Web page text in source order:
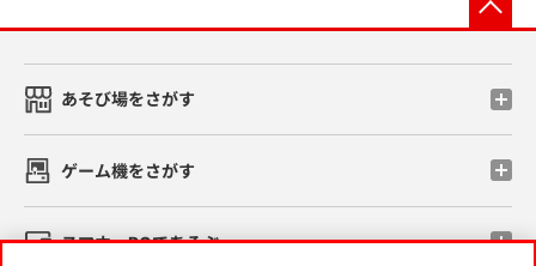
あそび場をさがす
ゲーム機をさがす
スマホ・PCであそぶ